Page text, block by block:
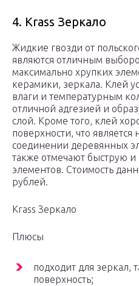
4. Krass Зеркало
Жидкие гвозди от
являются отличным
максимально хрупких
керамики, зеркала. Клей
влаги и температурным
отличной адгезией и
слой. Кроме того, клей
поверхности, что
соединении деревянных
также отмечают быструю
элементов. Стоимость
рублей.
Krass Зеркало
Плюсы
подходит для зеркал,
поверхность;